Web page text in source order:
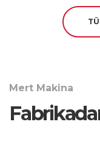
Mert Makina